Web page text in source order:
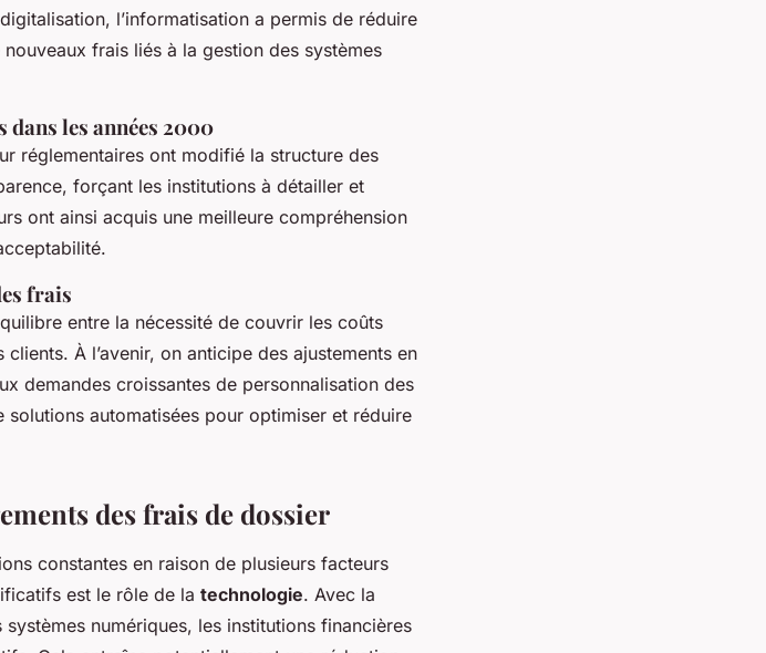
l’informatisation a permis de réduire
frais liés à la gestion des systèmes
dans les années 2000
réglementaires ont modifié la structure des
forçant les institutions à détailler et
ont ainsi acquis une meilleure compréhension
frais
entre la nécessité de couvrir les coûts
À l’avenir, on anticipe des ajustements en
demandes croissantes de personnalisation des
automatisées pour optimiser et réduire
des frais de dossier
constantes en raison de plusieurs facteurs
est le rôle de la technologie. Avec la
numériques, les institutions financières